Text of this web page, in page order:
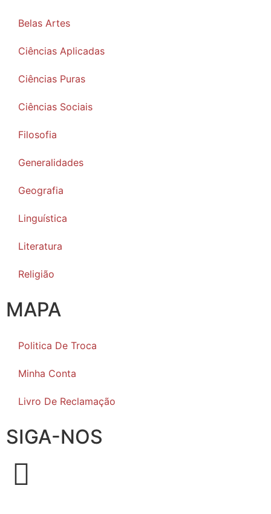
Belas Artes
Ciências Aplicadas
Ciências Puras
Ciências Sociais
Filosofia
Generalidades
Geografia
Linguística
Literatura
Religião
MAPA
Politica De Troca
Minha Conta
Livro De Reclamação
SIGA-NOS